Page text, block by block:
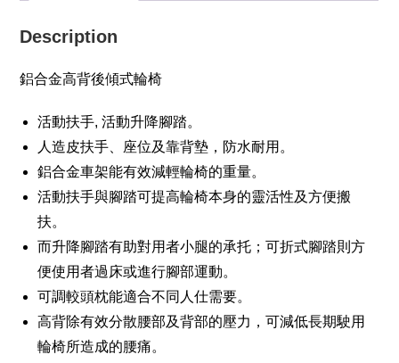
Description
鋁合金高背後傾式輪椅
活動扶手, 活動升降腳踏。
人造皮扶手、座位及靠背墊，防水耐用。
鋁合金車架能有效減輕輪椅的重量。
活動扶手與腳踏可提高輪椅本身的靈活性及方便搬
扶。
而升降腳踏有助對用者小腿的承托；可折式腳踏則方
便使用者過床或進行腳部運動。
可調較頭枕能適合不同人仕需要。
高背除有效分散腰部及背部的壓力，可減低長期駛用
輪椅所造成的腰痛。